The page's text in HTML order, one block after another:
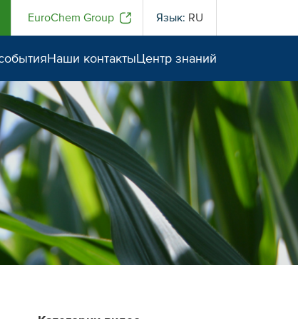
EuroChem Group Язык: RU
Наши контактыЦентр знаний